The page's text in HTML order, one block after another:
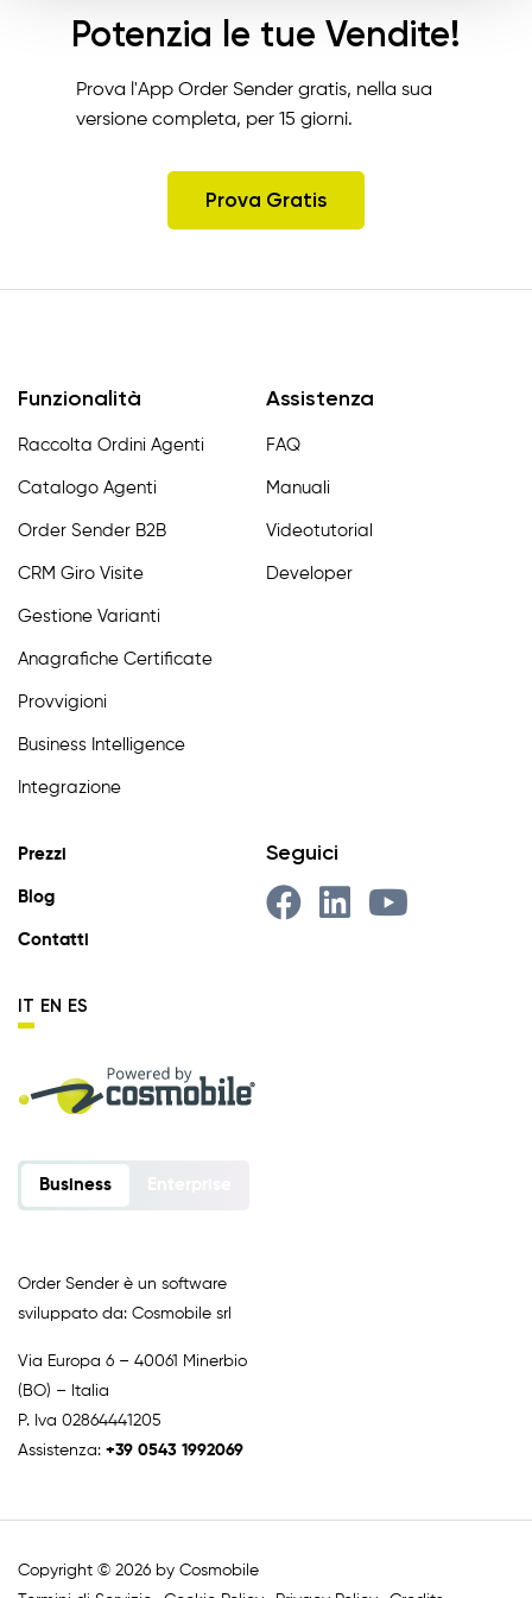
Potenzia le tue Vendite!
Prova l'App Order Sender gratis, nella sua
versione completa, per 15 giorni.
Prova Gratis
Business
Order Sender è un software
sviluppato da: Cosmobile srl
Via Europa 6 – 40061 Minerbio
(BO) – Italia
P. Iva 02864441205
Assistenza: +39 0543 1992069
Funzionalità
Raccolta Ordini Agenti
Catalogo Agenti
Order Sender B2B
CRM Giro Visite
Gestione Varianti
Anagrafiche Certificate
Provvigioni
Business Intelligence
Integrazione
Assistenza
FAQ
Manuali
Videotutorial
Developer
Prezzi
Blog
Contatti
IT EN ES
Seguici
Copyright © 2026 by Cosmobile